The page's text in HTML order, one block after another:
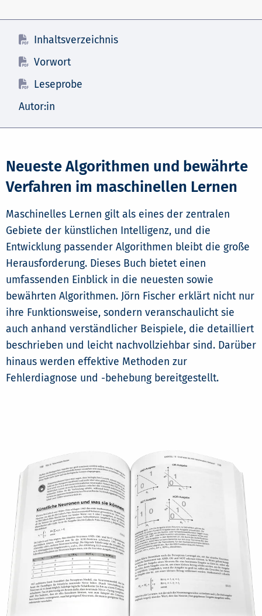
Inhaltsverzeichnis
Vorwort
Leseprobe
Autor:in
Neueste Algorithmen und bewährte
Verfahren im maschinellen Lernen
Maschinelles Lernen gilt als eines der zentralen
Gebiete der künstlichen Intelligenz, und die
Entwicklung passender Algorithmen bleibt die große
Herausforderung. Dieses Buch bietet einen
umfassenden Einblick in die neuesten sowie
bewährten Algorithmen. Jörn Fischer erklärt nicht nur
ihre Funktionsweise, sondern veranschaulicht sie
auch anhand verständlicher Beispiele, die detailliert
beschrieben und leicht nachvollziehbar sind. Darüber
hinaus werden effektive Methoden zur
Fehlerdiagnose und -behebung bereitgestellt.